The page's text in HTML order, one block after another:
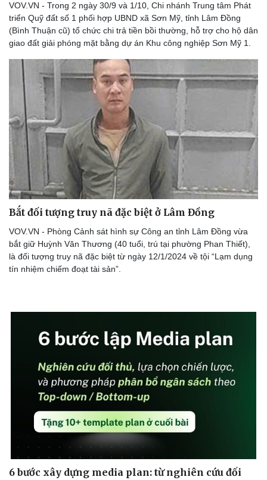
Thể thao
Bóng đá
Lịch thi đấu bóng đá
eSports
Hậu trường
Ô tô - Xe máy
Ô tô
Xe máy
VOV.VN - Trong 2 ngày 30/9 và 1/10, Chi nhánh Trung tâm Phát
triển Quỹ đất số 1 phối hợp UBND xã Sơn Mỹ, tỉnh Lâm Đồng
(Bình Thuận cũ) tổ chức chi trả tiền bồi thường, hỗ trợ cho hộ dân
giao đất giải phóng mặt bằng dự án Khu công nghiệp Sơn Mỹ 1.
Bắt đối tượng truy nã đặc biệt ở Lâm Đồng
VOV.VN - Phòng Cảnh sát hình sự Công an tỉnh Lâm Đồng vừa
bắt giữ Huỳnh Văn Thương (40 tuổi, trú tại phường Phan Thiết),
là đối tượng truy nã đặc biệt từ ngày 12/1/2024 về tội “Lạm dụng
tín nhiệm chiếm đoạt tài sản”.
6 bước xây dựng media plan: từ nghiên cứu đối